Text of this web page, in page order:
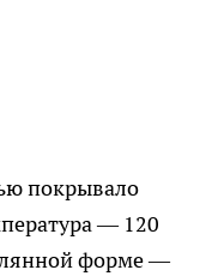
покрывало
— 120
форме —